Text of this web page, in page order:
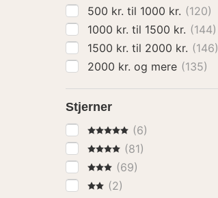
500 kr. til 1000 kr. (120)
1000 kr. til 1500 kr. (144)
1500 kr. til 2000 kr. (146)
2000 kr. og mere (135)
Stjerner
5 Stjerner(6)
4 Stjerner
(81)
3 Stjerner
(69)
2 Stjerner
(2)